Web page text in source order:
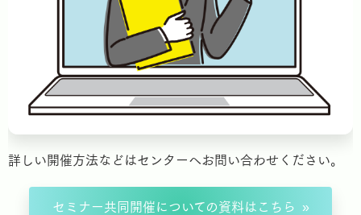
詳しい開催方法などはセンターへお問い合わせください。
セミナー共同開催についての資料はこちら